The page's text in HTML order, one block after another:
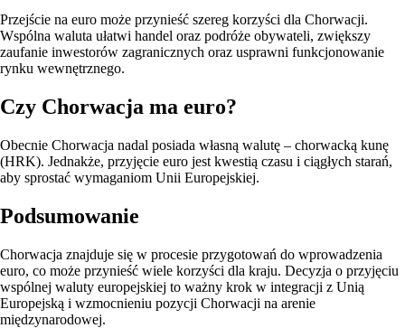
Przejście na euro może przynieść szereg korzyści dla Chorwacji.
Wspólna waluta ułatwi handel oraz podróże obywateli, zwiększy
zaufanie inwestorów zagranicznych oraz usprawni funkcjonowanie
rynku wewnętrznego.
Czy Chorwacja ma euro?
Obecnie Chorwacja nadal posiada własną walutę – chorwacką kunę
(HRK). Jednakże, przyjęcie euro jest kwestią czasu i ciągłych starań,
aby sprostać wymaganiom Unii Europejskiej.
Podsumowanie
Chorwacja znajduje się w procesie przygotowań do wprowadzenia
euro, co może przynieść wiele korzyści dla kraju. Decyzja o przyjęciu
wspólnej waluty europejskiej to ważny krok w integracji z Unią
Europejską i wzmocnieniu pozycji Chorwacji na arenie
międzynarodowej.